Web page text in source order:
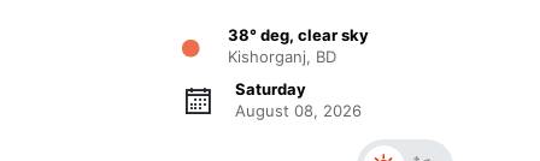
38° deg, clear sky
Kishorganj, BD
Saturday
August 08, 2026